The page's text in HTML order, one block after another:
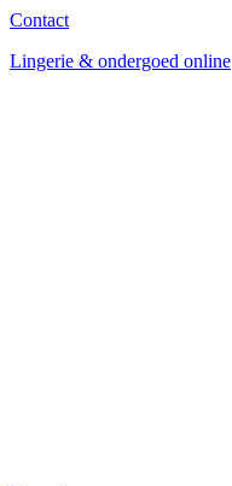
Contact
Lingerie & ondergoed online